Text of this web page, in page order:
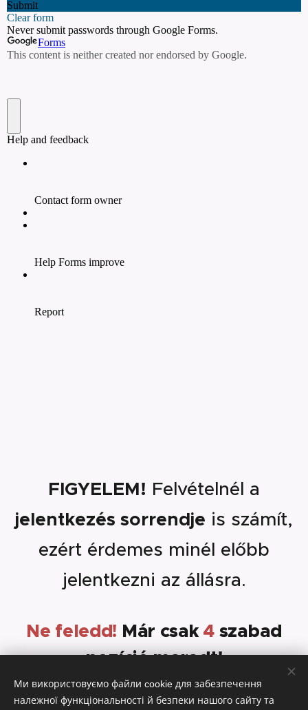
FIGYELEM! Felvételnél a
jelentkezés sorrendje is számít,
ezért érdemes minél előbb
jelentkezni az állásra.
Ne feledd! Már csak4szabad
pozíció maradt!
Ми використовуємо файли cookie для забезпечення
належної функціональності й безпеки нашого сайту та